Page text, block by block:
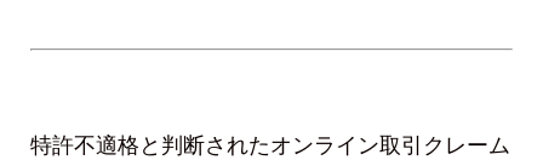
特許不適格と判断されたオンライン取引クレーム